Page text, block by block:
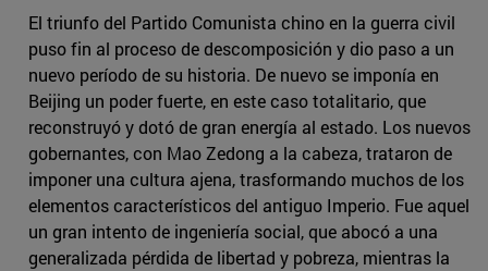
El triunfo del Partido Comunista chino en la guerra civil
puso fin al proceso de descomposición y dio paso a un
nuevo período de su historia. De nuevo se imponía en
Beijing un poder fuerte, en este caso totalitario, que
reconstruyó y dotó de gran energía al estado. Los nuevos
gobernantes, con Mao Zedong a la cabeza, trataron de
imponer una cultura ajena, trasformando muchos de los
elementos característicos del antiguo Imperio. Fue aquel
un gran intento de ingeniería social, que abocó a una
generalizada pérdida de libertad y pobreza, mientras la